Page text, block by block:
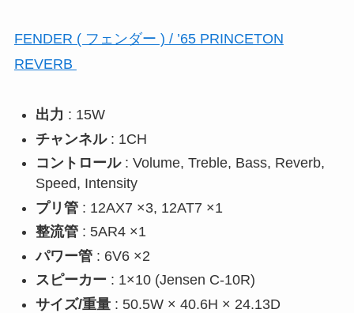
FENDER ( フェンダー ) / ’65 PRINCETON
REVERB
出力 : 15W
チャンネル: 1CH
コントロール: Volume, Treble, Bass, Reverb,
Speed, Intensity
プリ管: 12AX7 ×3, 12AT7 ×1
整流管: 5AR4 ×1
パワー管: 6V6 ×2
スピーカー : 1×10 (Jensen C-10R)
サイズ/重量: 50.5W × 40.6H × 24.13D